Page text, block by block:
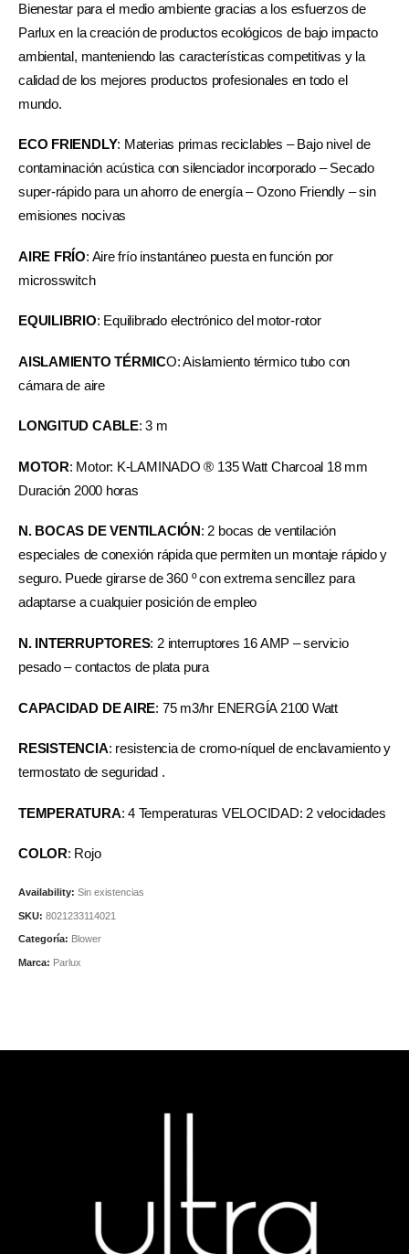
Bienestar para el medio ambiente gracias a los esfuerzos de
Parlux en la creación de productos ecológicos de bajo impacto
ambiental, manteniendo las características competitivas y la
calidad de los mejores productos profesionales en todo el
mundo.
ECO FRIENDLY: Materias primas reciclables – Bajo nivel de
contaminación acústica con silenciador incorporado – Secado
super-rápido para un ahorro de energía – Ozono Friendly – sin
emisiones nocivas
AIRE FRÍO: Aire frío instantáneo puesta en función por
microsswitch
EQUILIBRIO: Equilibrado electrónico del motor-rotor
AISLAMIENTO TÉRMICO: Aislamiento térmico tubo con
cámara de aire
LONGITUD CABLE: 3 m
MOTOR: Motor: K-LAMINADO ® 135 Watt Charcoal 18 mm
Duración 2000 horas
N. BOCAS DE VENTILACIÓN : 2 bocas de ventilación
especiales de conexión rápida que permiten un montaje rápido y
seguro. Puede girarse de 360 º con extrema sencillez para
adaptarse a cualquier posición de empleo
N. INTERRUPTORES: 2 interruptores 16 AMP – servicio
pesado – contactos de plata pura
CAPACIDAD DE AIRE: 75 m3/hr ENERGÍA 2100 Watt
RESISTENCIA: resistencia de cromo-níquel de enclavamiento y
termostato de seguridad .
TEMPERATURA: 4 Temperaturas VELOCIDAD: 2 velocidades
COLOR: Rojo
Availability: Sin existencias
SKU: 8021233114021
Categoría: Blower
Marca: Parlux